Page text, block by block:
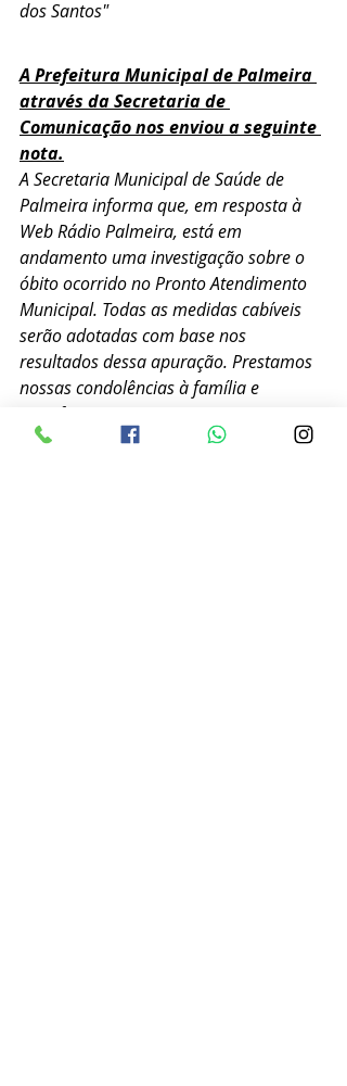
dos Santos"
A Prefeitura Municipal de Palmeira
através da Secretaria de
Comunicação nos enviou a seguinte
nota.
A Secretaria Municipal de Saúde de
Palmeira informa que, em resposta à
Web Rádio Palmeira, está em
andamento uma investigação sobre o
óbito ocorrido no Pronto Atendimento
Municipal. Todas as medidas cabíveis
serão adotadas com base nos
resultados dessa apuração. Prestamos
nossas condolências à família e
manifestamos nosso compromisso com
a transparência e a busca pela